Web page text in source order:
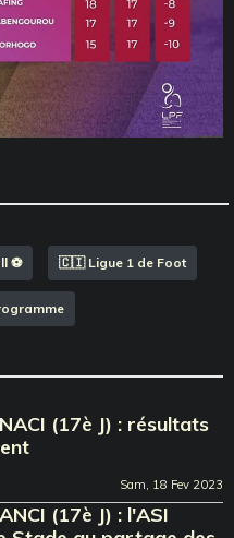
⚽️ 🇨🇮 Ligue 1 de Foot
(17è J) : résultats
Sam, 18 Fev 2023
(17è J) : l'ASI